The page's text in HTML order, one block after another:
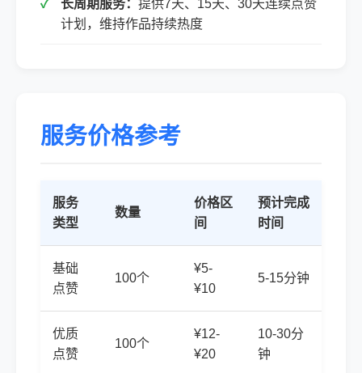
长周期服务： 提供7天、15天、30天连续点赞
计划，维持作品持续热度
服务价格参考
服务
类型
数量
价格区
间
预计完成
时间
基础
点赞
100个
¥5-
¥10
5-15分钟
优质
点赞
100个
¥12-
¥20
10-30分
钟